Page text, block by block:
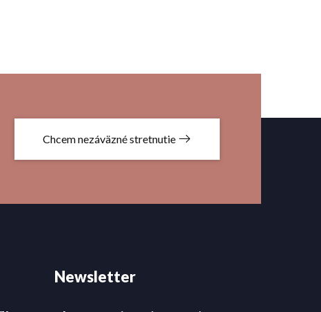
Chcem nezáväzné stretnutie
Newsletter